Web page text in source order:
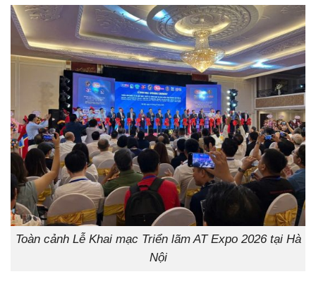
Toàn cảnh Lễ Khai mạc Triển lãm AT Expo 2026 tại Hà
Nội